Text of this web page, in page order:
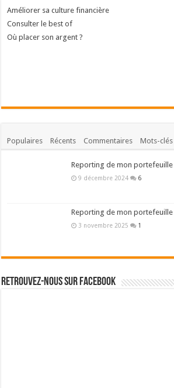
Améliorer sa culture financière
Consulter le best of
Où placer son argent ?
Populaires Récents Commentaires Mots-clés
Reporting de mon portefeuille
9 décembre 2024 6
Reporting de mon
3 novembre 2025 1
Retrouvez-nous sur Facebook